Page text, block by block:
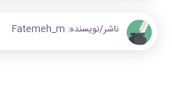
ناشر/نویسنده: Fatemeh_m